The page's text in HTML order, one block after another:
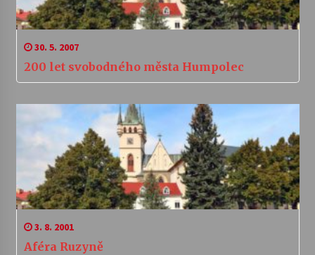
30. 5. 2007
200 let svobodného města Humpolec
3. 8. 2001
Aféra Ruzyně